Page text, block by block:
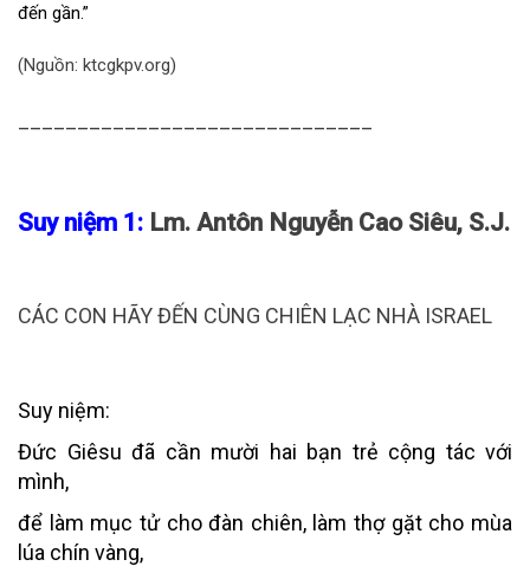
đến gần.”
(Nguồn: ktcgkpv.org)
Suy niệm 1: Lm. Antôn Nguyễn Cao Siêu, S.J.
CÁC CON HÃY ĐẾN CÙNG CHIÊN LẠC NHÀ ISRAEL
Suy niệm:
Đức Giêsu đã cần mười hai bạn trẻ cộng tác với
mình,
để làm mục tử cho đàn chiên, làm thợ gặt cho mùa
lúa chín vàng,